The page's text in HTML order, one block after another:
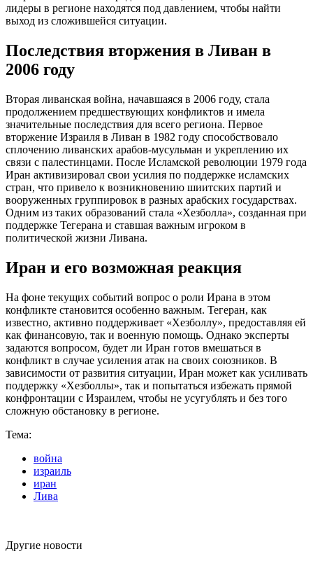
лидеры в регионе находятся под давлением, чтобы найти
выход из сложившейся ситуации.
Последствия вторжения в Ливан в
2006 году
Вторая ливанская война, начавшаяся в 2006 году, стала
продолжением предшествующих конфликтов и имела
значительные последствия для всего региона. Первое
вторжение Израиля в Ливан в 1982 году способствовало
сплочению ливанских арабов-мусульман и укреплению их
связи с палестинцами. После Исламской революции 1979 года
Иран активизировал свои усилия по поддержке исламских
стран, что привело к возникновению шиитских партий и
вооруженных группировок в разных арабских государствах.
Одним из таких образований стала «Хезболла», созданная при
поддержке Тегерана и ставшая важным игроком в
политической жизни Ливана.
Иран и его возможная реакция
На фоне текущих событий вопрос о роли Ирана в этом
конфликте становится особенно важным. Тегеран, как
известно, активно поддерживает «Хезболлу», предоставляя ей
как финансовую, так и военную помощь. Однако эксперты
задаются вопросом, будет ли Иран готов вмешаться в
конфликт в случае усиления атак на своих союзников. В
зависимости от развития ситуации, Иран может как усиливать
поддержку «Хезболлы», так и попытаться избежать прямой
конфронтации с Израилем, чтобы не усугублять и без того
сложную обстановку в регионе.
Тема:
война
израиль
иран
Лива
Другие новости